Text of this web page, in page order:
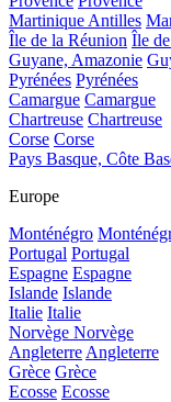
Martinique Antilles
Île de la Réunion Île
Guyane, Amazonie
Pyrénées Pyrénées
Camargue Camargue
Chartreuse Chartreuse
Corse Corse
Pays Basque, Côte
Europe
Monténégro
Portugal Portugal
Espagne Espagne
Islande Islande
Italie Italie
Norvège Norvège
Angleterre Angleterre
Grèce Grèce
Ecosse Ecosse